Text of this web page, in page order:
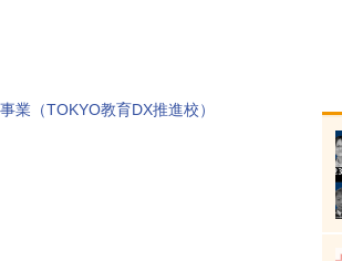
業（TOKYO教育DX推進校）